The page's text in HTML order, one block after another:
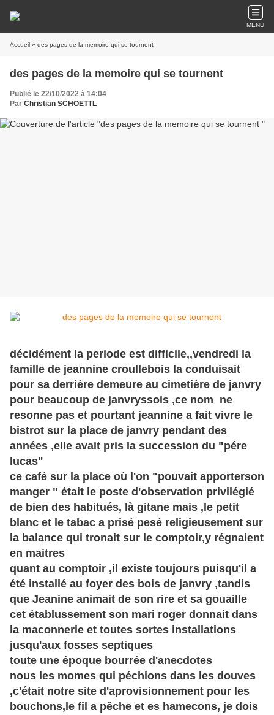
MENU
Accueil » des pages de la memoire qui se tournent
des pages de la memoire qui se tournent
Publié le 22/10/2022 à 14:04
Par Christian SCHOETTL
décidément la periode est difficile,,vendredi la
famille de jeannine croullebois la conduisait
pour sa derrière demeure au cimetière de janvry
pour beaucoup de janvryssois ,ce nom ne
resonne pas et pourtant jeannine a fait vivre le
bistrot sur la place de janvry pendant des
années ,elle avait pris la succession du "pére
lucas"
ce café sur la place où l'on "pouvait apporterson
manger " était le poste d'observation privilégié
de bien des habitués, là gitane mais ,le petit
blanc et le tabac a prisé pesé religieusement sur
la balance qui tronait sur le comptoir,y régnaient
en maitres
quant au comptoir ,il existe toujours puisqu'il a
été installé au foyer des bois de janvry ,tandis
que Jeanine animait de son rire et sa gouaille
cet établussement son mari roger donnait dans
la maconnerie et toutes sortes installations
jusqu'aux fosses septiques
toute une époque bourrée d'anecdotes
nous les momes qui péchions dans les douves
,c'était notre site d'aprovisionnement pour les
bouchons,le fil a pêche et es hamecons, je dois